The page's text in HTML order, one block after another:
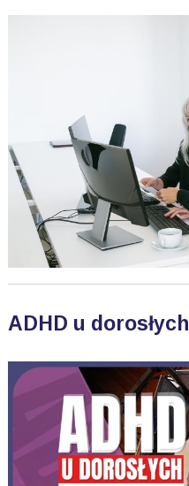
ADHD u dorosłych